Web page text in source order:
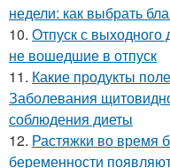
недели: как выбрать
10. Отпуск с
не вошедшие в отпуск
11. Какие продукты
Заболевания
соблюдения диеты
12. Растяжки во время
беременности